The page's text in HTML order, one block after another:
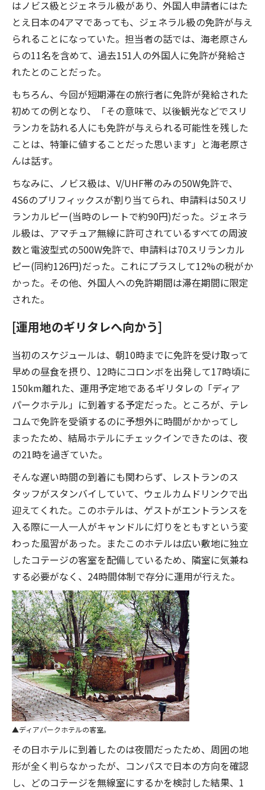
はノビス級とジェネラル級があり、外国人申請者にはた
とえ日本の4アマであっても、ジェネラル級の免許が与え
られることになっていた。担当者の話では、海老原さん
らの11名を含めて、過去151人の外国人に免許が発給さ
れたとのことだった。
もちろん、今回が短期滞在の旅行者に免許が発給された
初めての例となり、「その意味で、以後観光などでスリ
ランカを訪れる人にも免許が与えられる可能性を残した
ことは、特筆に値することだった思います」と海老原さ
んは話す。
ちなみに、ノビス級は、V/UHF帯のみの50W免許で、
4S6のプリフィックスが割り当てられ、申請料は50スリ
ランカルピー(当時のレートで約90円)だった。ジェネラ
ル級は、アマチュア無線に許可されているすべての周波
数と電波型式の500W免許で、申請料は70スリランカル
ピー(同約126円)だった。これにプラスして12%の税がか
かった。その他、外国人への免許期間は滞在期間に限定
された。
[運用地のギリタレへ向かう]
当初のスケジュールは、朝10時までに免許を受け取って
早めの昼食を摂り、12時にコロンボを出発して17時頃に
150km離れた、運用予定地であるギリタレの「ディア
パークホテル」に到着する予定だった。ところが、テレ
コムで免許を受領するのに予想外に時間がかかってし
まったため、結局ホテルにチェックインできたのは、夜
の21時を過ぎていた。
そんな遅い時間の到着にも関わらず、レストランのス
タッフがスタンバイしていて、ウェルカムドリンクで出
迎えてくれた。このホテルは、ゲストがエントランスを
入る際に一人一人がキャンドルに灯りをともすという変
わった風習があった。またこのホテルは広い敷地に独立
したコテージの客室を配備しているため、隣室に気兼ね
する必要がなく、24時間体制で存分に運用が行えた。
ディアパークホテルの客室。
その日ホテルに到着したのは夜間だったため、周囲の地
形が全く判らなかったが、コンパスで日本の方向を確認
し、どのコテージを無線室にするかを検討した結果、1